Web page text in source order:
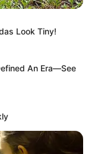
Look Tiny!
An Era—See